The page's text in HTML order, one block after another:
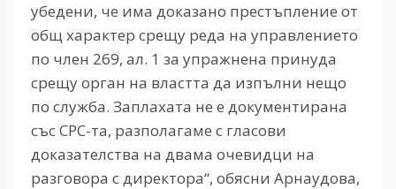
убедени, че има доказано престъпление от
общ характер срещу реда на управлението
по член 269, ал. 1 за упражнена принуда
срещу орган на властта да изпълни нещо
по служба. Заплахата не е документирана
със СРС-та, разполагаме с гласови
доказателства на двама очевидци на
разговора с директора“, обясни Арнаудова,